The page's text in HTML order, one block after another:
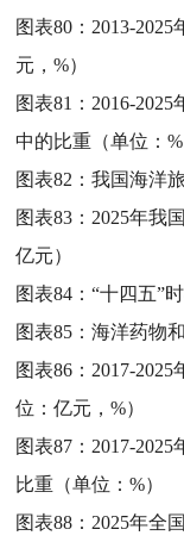
图表80： 2013-
元，%）
图表81： 2016-
中的比重（单位：%
图表82：我国海洋
图表83： 2025年我
亿元）
图表84：“十四五”
图表85：海洋药物
图表86： 2017-
位：亿元，%）
图表87： 2017-
比重（单位：%）
图表88： 2025年全